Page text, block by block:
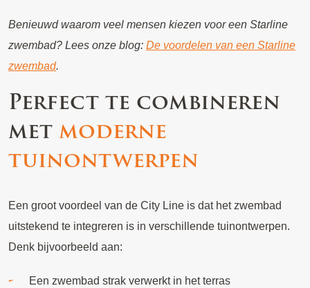
Benieuwd waarom veel mensen kiezen voor een Starline
zwembad? Lees onze blog: De voordelen van een Starline
zwembad.
Perfect te combineren
metmoderne
tuinontwerpen
Een groot voordeel van de City Line is dat het zwembad
uitstekend te integreren is in verschillende tuinontwerpen.
Denk bijvoorbeeld aan:
Een zwembad strak verwerkt in het terras